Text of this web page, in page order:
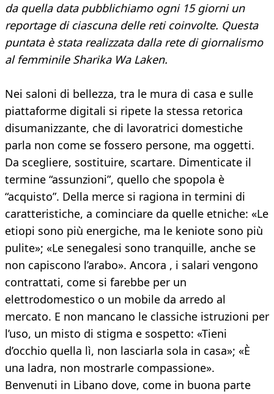
da quella data pubblichiamo ogni 15 giorni un
reportage di ciascuna delle reti coinvolte. Questa
puntata è stata realizzata dalla rete di giornalismo
al femminile Sharika Wa Laken.
Nei saloni di bellezza, tra le mura di casa e sulle
piattaforme digitali si ripete la stessa retorica
disumanizzante, che di lavoratrici domestiche
parla non come se fossero persone, ma oggetti.
Da scegliere, sostituire, scartare. Dimenticate il
termine “assunzioni”, quello che spopola è
“acquisto”. Della merce si ragiona in termini di
caratteristiche, a cominciare da quelle etniche: «Le
etiopi sono più energiche, ma le keniote sono più
pulite»; «Le senegalesi sono tranquille, anche se
non capiscono l’arabo». Ancora , i salari vengono
contrattati, come si farebbe per un
elettrodomestico o un mobile da arredo al
mercato. E non mancano le classiche istruzioni per
l’uso, un misto di stigma e sospetto: «Tieni
d’occhio quella lì, non lasciarla sola in casa»; «È
una ladra, non mostrarle compassione».
Benvenuti in Libano dove, come in buona parte